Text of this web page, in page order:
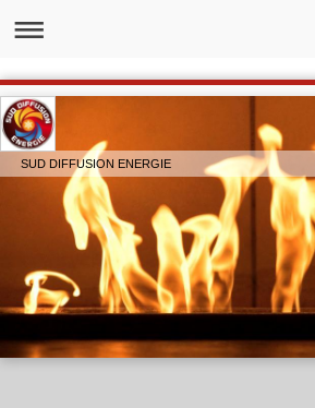
SUD DIFFUSION ENERGIE